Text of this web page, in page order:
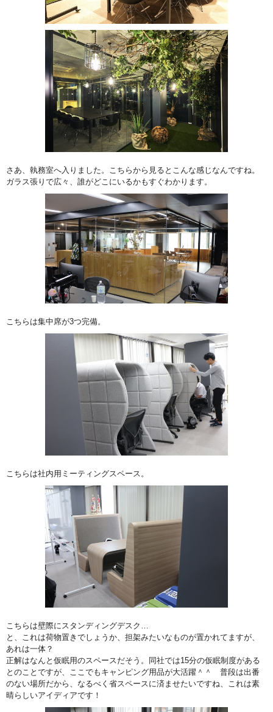
さあ、執務室へ入りました。こちらから見るとこんな感じなんですね。
ガラス張りで広々、誰がどこにいるかもすぐわかります。
こちらは集中席が3つ完備。
こちらは社内用ミーティングスペース。
こちらは壁際にスタンディングデスク…
と、これは荷物置きでしょうか、担架みたいなものが置かれてますが、
あれは一体？
正解はなんと仮眠用のスペースだそう。同社では15分の仮眠制度がある
とのことですが、ここでもキャンピング用品が大活躍＾＾ 普段は出番
のない場所だから、なるべく省スペースに済ませたいですね、これは素
晴らしいアイディアです！